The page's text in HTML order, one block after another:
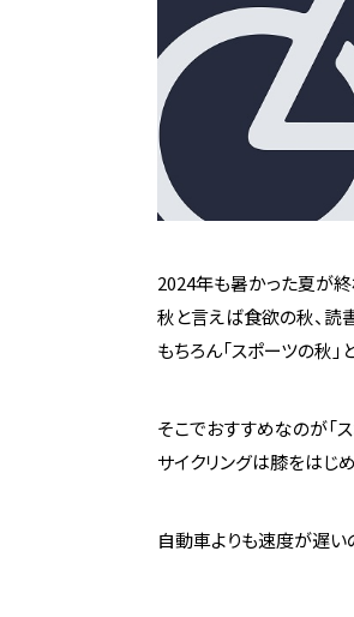
2024年も暑かった夏が終
秋と言えば食欲の秋、読
もちろん「スポーツの秋
そこでおすすめなのが「ス
サイクリングは膝をはじ
自動車よりも速度が遅い